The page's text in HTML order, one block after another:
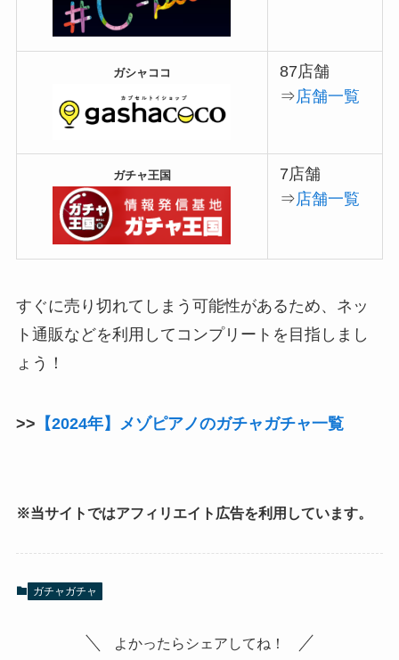
ガシャココ
87店舗
⇒店舗一覧
ガチャ王国
7店舗
⇒店舗一覧
すぐに売り切れてしまう可能性があるため、ネッ
ト通販などを利用してコンプリートを目指しまし
ょう！
>> 【2024年】メゾピアノのガチャガチャ一覧
※当サイトではアフィリエイト広告を利用しています。
ガチャガチャ
よかったらシェアしてね！